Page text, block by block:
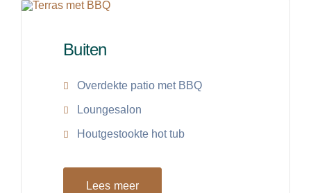
Buiten
Overdekte patio met BBQ
Loungesalon
Houtgestookte hot tub
Lees meer